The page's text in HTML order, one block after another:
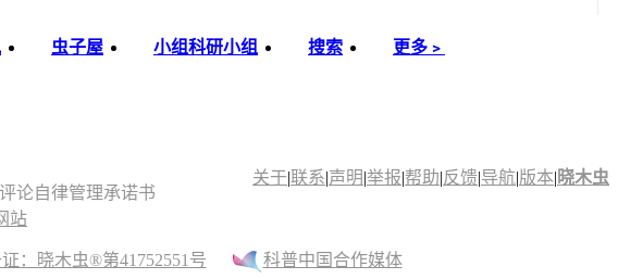
虫子屋 小组科研小组 搜索 更多﹥
关于|联系|声明|举报|帮助|反馈|导航|版本| 晓木虫
论自律管理承诺书
站
：晓木虫®第41752551号 科普中国合作媒体